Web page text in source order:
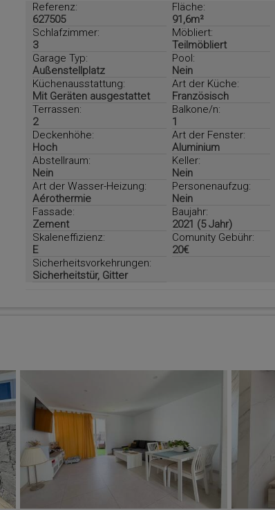
Referenz:
627505
Fläche:
91,6m²
Schlafzimmer:
3
Möbliert:
Teilmöbliert
Garage Typ:
Außenstellplatz
Pool:
Nein
Küchenausstattung:
Mit Geräten ausgestattet
Art der Küche:
Französisch
Terrassen:
2
Balkone/n:
1
Deckenhöhe:
Hoch
Art der Fenster:
Aluminium
Abstellraum:
Nein
Keller:
Nein
Art der Wasser-Heizung:
Aérothermie
Personenaufzug:
Nein
Fassade:
Zement
Baujahr:
2021 (5 Jahr)
Skaleneffizienz:
E
Comunity Gebühr:
20€
Sicherheitsvorkehrungen:
Sicherheitstür, Gitter